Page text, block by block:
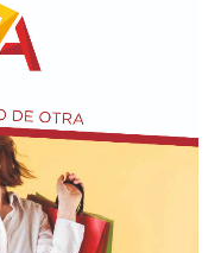
se preguntó
de "crueldad y
del FMI.
el
el ministro de
Allí participó de la
de Operaciones